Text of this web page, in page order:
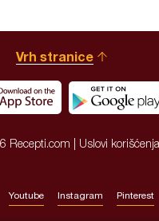
Vrh stranice
Recepti.com | Uslovi korišćenja
Youtube Instagram Pinterest